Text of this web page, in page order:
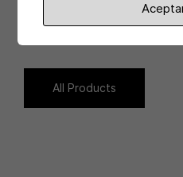
All Products